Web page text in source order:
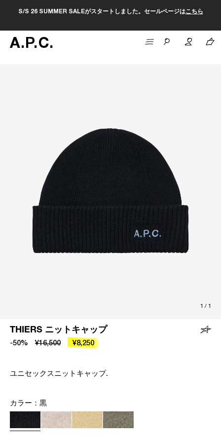
S/S 26 SUMMER SALEがスタートしました。セールページはこちら
A.P.C.
1 / 1
THIERS ニットキャップ
-50% ¥16,500 ¥8,250
ユニセックスニットキャップ.
カラー： 黒